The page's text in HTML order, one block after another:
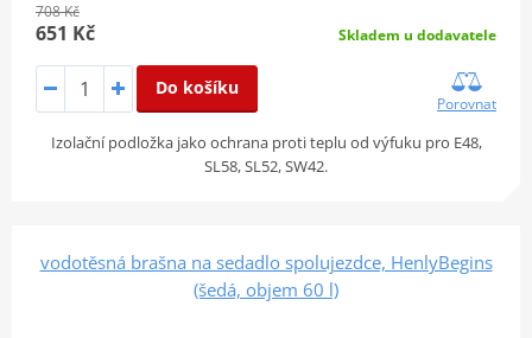
708 Kč
651 Kč Skladem u dodavatele
Do košíku
Porovnat
Izolační podložka jako ochrana proti teplu od výfuku pro E48,
SL58, SL52, SW42.
vodotěsná brašna na sedadlo spolujezdce, HenlyBegins
(šedá, objem 60 l)